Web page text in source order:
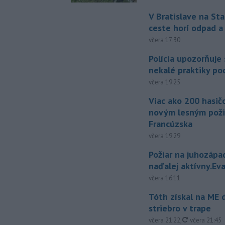
V Bratislave na
ceste horí odpad
včera 17:30
Polícia upozorňuje
nekalé praktiky
včera 19:25
Viac ako 200
novým lesným
Francúzska
včera 19:29
Požiar na
naďalej
včera 16:11
Tóth získal na ME
striebro v trape
včera 21:22, aktualizované
včera 21:45